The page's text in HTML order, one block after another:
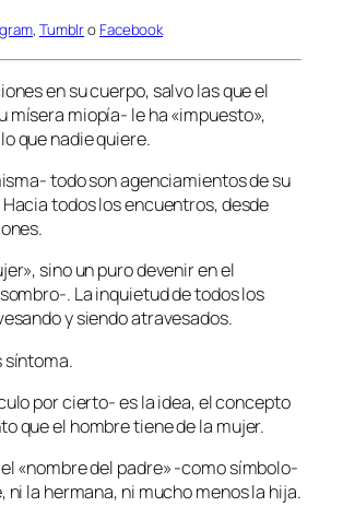
, Tumblro Facebook
en su cuerpo, salvo las que el
mísera miopía- le ha «impuesto»,
que nadie quiere.
todo son agenciamientos de su
todos los encuentros, desde
sino un puro devenir en el
. La inquietud de todos los
y siendo atravesados.
síntoma.
por cierto- es la idea, el concepto
que el hombre tiene de la mujer.
«nombre del padre» -como símbolo-
ni la hermana, ni mucho menos la hija.